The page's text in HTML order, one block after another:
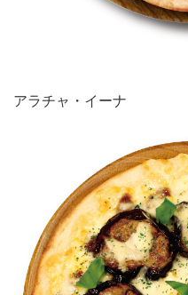
アラチャ・イーナ